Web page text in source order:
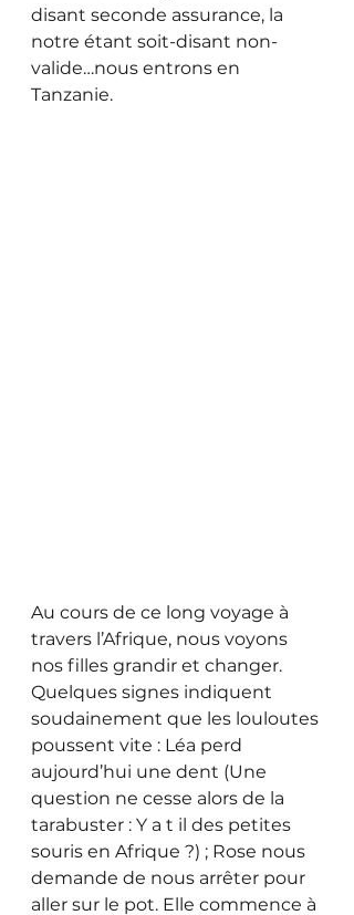
disant seconde assurance, la
notre étant soit-disant non-
valide…nous entrons en
Tanzanie.
Au cours de ce long voyage à
travers l’Afrique, nous voyons
nos filles grandir et changer.
Quelques signes indiquent
soudainement que les louloutes
poussent vite : Léa perd
aujourd’hui une dent (Une
question ne cesse alors de la
tarabuster : Y a t il des petites
souris en Afrique ?) ; Rose nous
demande de nous arrêter pour
aller sur le pot. Elle commence à